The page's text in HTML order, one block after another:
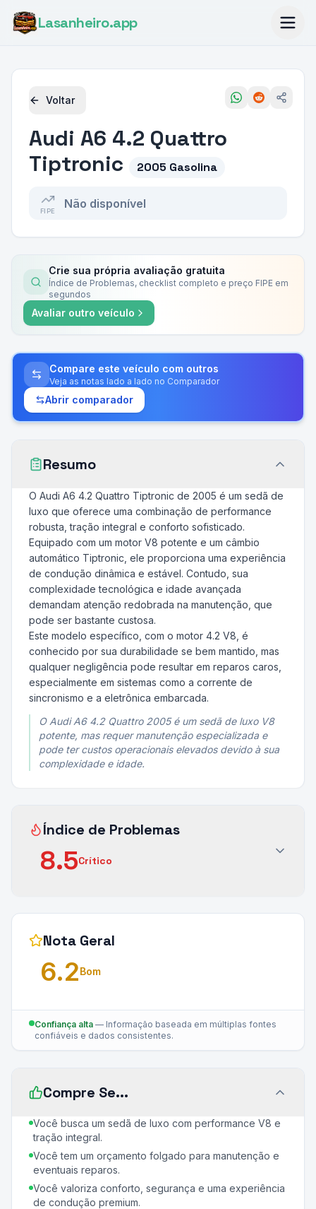
Lasanheiro.app
Voltar
Audi A6 4.2 Quattro
Tiptronic
2005 Gasolina
FIPE
Não disponível
Crie sua própria avaliação gratuita
Índice de Problemas, checklist completo e preço FIPE em
segundos
Avaliar outro veículo
Compare este veículo com outros
Veja as notas lado a lado no Comparador
Abrir comparador
Resumo
O Audi A6 4.2 Quattro Tiptronic de 2005 é um sedã de
luxo que oferece uma combinação de performance
robusta, tração integral e conforto sofisticado.
Equipado com um motor V8 potente e um câmbio
automático Tiptronic, ele proporciona uma experiência
de condução dinâmica e estável. Contudo, sua
complexidade tecnológica e idade avançada
demandam atenção redobrada na manutenção, que
pode ser bastante custosa.
Este modelo específico, com o motor 4.2 V8, é
conhecido por sua durabilidade se bem mantido, mas
qualquer negligência pode resultar em reparos caros,
especialmente em sistemas como a corrente de
sincronismo e a eletrônica embarcada.
O Audi A6 4.2 Quattro 2005 é um sedã de luxo V8
potente, mas requer manutenção especializada e
pode ter custos operacionais elevados devido à sua
complexidade e idade.
Índice de Problemas
8.5Crítico
Nota Geral
6.2Bom
Confiança alta — Informação baseada em múltiplas fontes
confiáveis e dados consistentes.
Compre Se...
Você busca um sedã de luxo com performance V8 e
tração integral.
Você tem um orçamento folgado para manutenção e
eventuais reparos.
Você valoriza conforto, segurança e uma experiência
de condução premium.